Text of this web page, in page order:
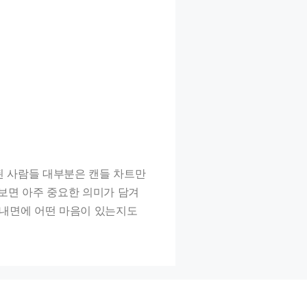
사람들 대부분은 캔들 차트만
면 아주 중요한 의미가 담겨
면에 어떤 마음이 있는지도